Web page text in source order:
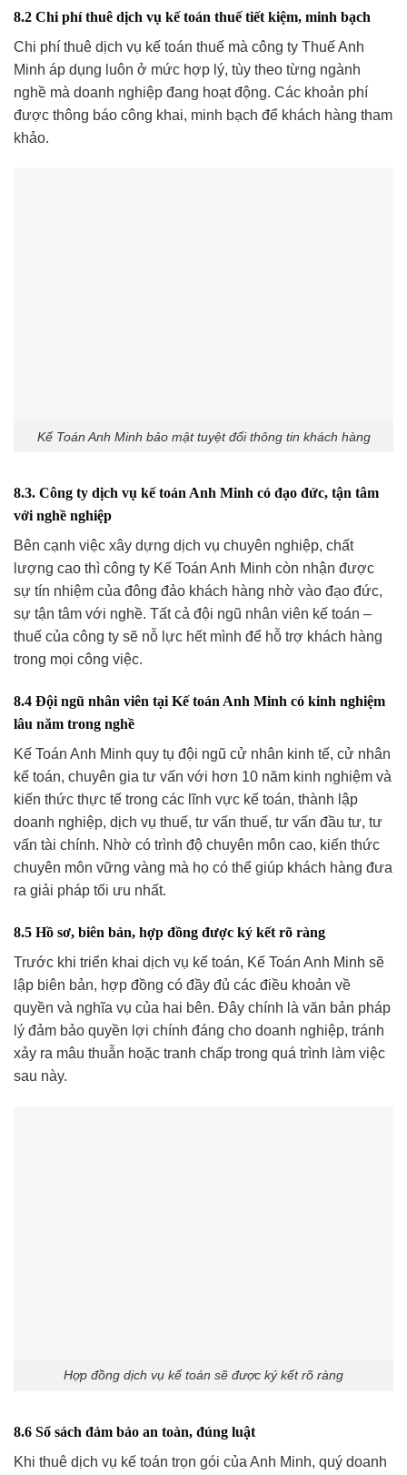
8.2 Chi phí thuê dịch vụ kế toán thuế tiết kiệm, minh bạch
Chi phí thuê dịch vụ kế toán thuế mà công ty Thuế Anh
Minh áp dụng luôn ở mức hợp lý, tùy theo từng ngành
nghề mà doanh nghiệp đang hoạt động. Các khoản phí
được thông báo công khai, minh bạch để khách hàng tham
khảo.
Kế Toán Anh Minh bảo mật tuyệt đối thông tin khách hàng
8.3. Công ty dịch vụ kế toán Anh Minh có đạo đức, tận tâm
với nghề nghiệp
Bên cạnh việc xây dựng dịch vụ chuyên nghiệp, chất
lượng cao thì công ty Kế Toán Anh Minh còn nhận được
sự tín nhiệm của đông đảo khách hàng nhờ vào đạo đức,
sự tận tâm với nghề. Tất cả đội ngũ nhân viên kế toán –
thuế của công ty sẽ nỗ lực hết mình để hỗ trợ khách hàng
trong mọi công việc.
8.4 Đội ngũ nhân viên tại Kế toán Anh Minh có kinh nghiệm
lâu năm trong nghề
Kế Toán Anh Minh quy tụ đội ngũ cử nhân kinh tế, cử nhân
kế toán, chuyên gia tư vấn với hơn 10 năm kinh nghiệm và
kiến thức thực tế trong các lĩnh vực kế toán, thành lập
doanh nghiệp, dịch vụ thuế, tư vấn thuế, tư vấn đầu tư, tư
vấn tài chính. Nhờ có trình độ chuyên môn cao, kiến thức
chuyên môn vững vàng mà họ có thể giúp khách hàng đưa
ra giải pháp tối ưu nhất.
8.5 Hồ sơ, biên bản, hợp đồng được ký kết rõ ràng
Trước khi triển khai dịch vụ kế toán, Kế Toán Anh Minh sẽ
lập biên bản, hợp đồng có đầy đủ các điều khoản về
quyền và nghĩa vụ của hai bên. Đây chính là văn bản pháp
lý đảm bảo quyền lợi chính đáng cho doanh nghiệp, tránh
xảy ra mâu thuẫn hoặc tranh chấp trong quá trình làm việc
sau này.
Hợp đồng dịch vụ kế toán sẽ được ký kết rõ ràng
8.6 Sổ sách đảm bảo an toàn, đúng luật
Khi thuê dịch vụ kế toán trọn gói của Anh Minh, quý doanh